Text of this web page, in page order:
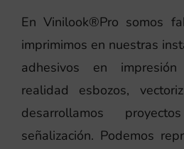
En Vinilook®Pro somos
imprimimos en nuestras
adhesivos en
realidad esbozos,
desarrollamos
señalización. Podemos